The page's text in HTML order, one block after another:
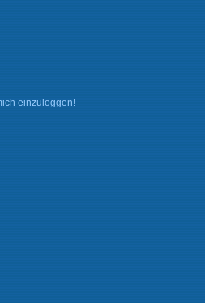
einzuloggen!